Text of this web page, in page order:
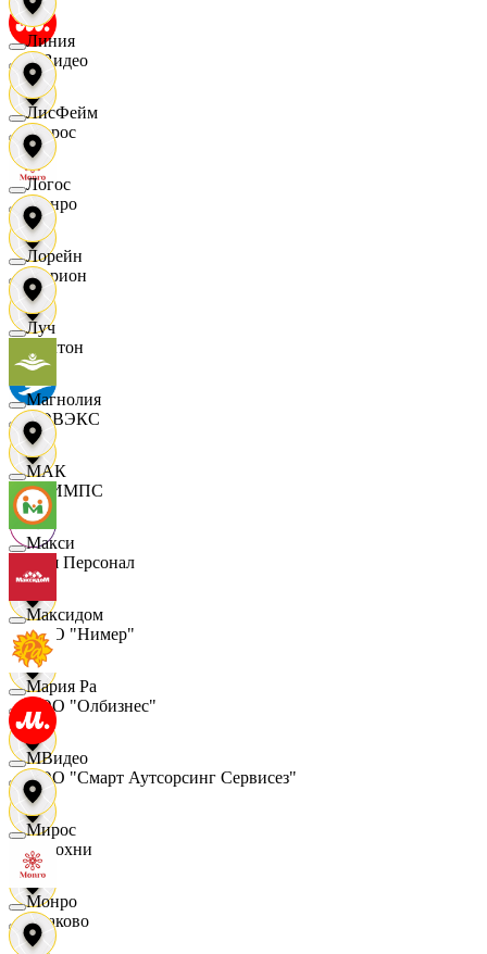
МВидео
Мирос
Монро
Морион
Мултон
НОВЭКС
ОЛИМПС
Ваш Персонал
ООО "Нимер"
ООО "Олбизнес"
ООО "Смарт Аутсорсинг Сервисез"
Отдохни
Очаково
Линия
ЛисФейм
Логос
Лорейн
Луч
Магнолия
МАК
Макси
Максидом
Мария Ра
МВидео
Мирос
Монро